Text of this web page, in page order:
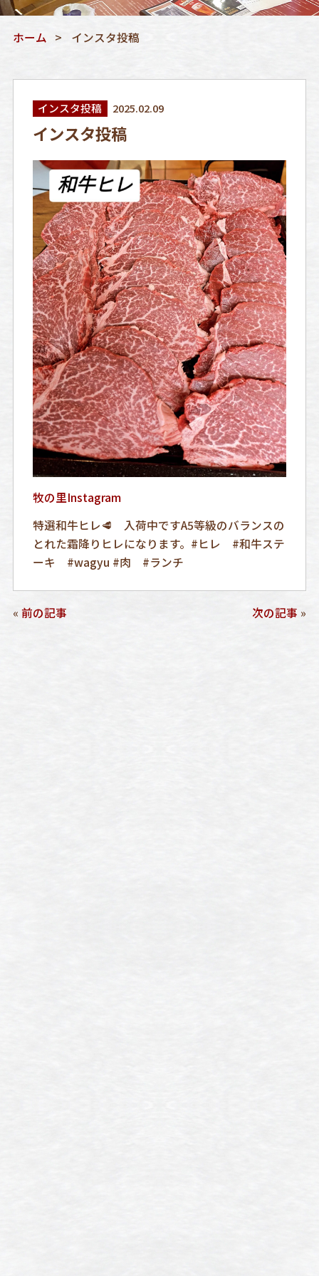
ホーム インスタ投稿
インスタ投稿 2025.02.09
インスタ投稿
牧の里Instagram
特選和牛ヒレ🥩 入荷中ですA5等級のバランスの
とれた霜降りヒレになります。#ヒレ #和牛ステ
ーキ #wagyu #肉 #ランチ
« 前の記事 次の記事 »